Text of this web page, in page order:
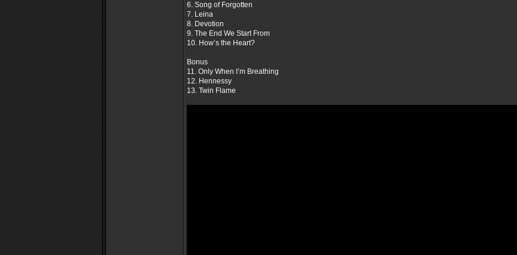
6. Song of Forgotten
7. Leina
8. Devotion
9. The End We Start From
10. How’s the Heart?
Bonus
11. Only When I’m Breathing
12. Hennessy
13. Twin Flame